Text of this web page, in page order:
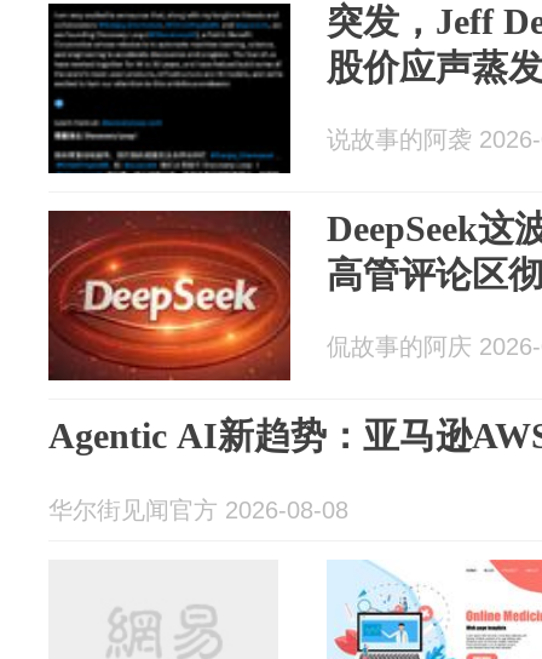
突发，Jeff
股价应声蒸
说故事的阿袭
DeepSeek这
高管评论区
侃故事的阿庆
Agentic AI新趋势：亚马逊
华尔街见闻官方 2026-08-08